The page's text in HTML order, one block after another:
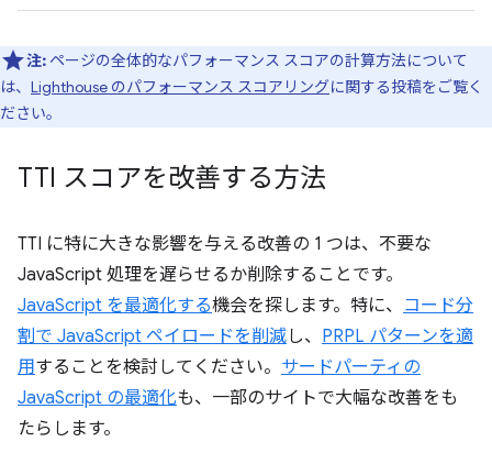
注: ページの全体的なパフォーマンス スコアの計算方法について
は、 Lighthouse のパフォーマンス スコアリングに関する投稿をご覧く
ださい。
TTI スコアを改善する方法
TTI に特に大きな影響を与える改善の 1 つは、不要な
JavaScript 処理を遅らせるか削除することです。
JavaScript を最適化する機会を探します。特に、 コード分
割で JavaScript ペイロードを削減し、 PRPL パターンを適
用することを検討してください。 サードパーティの
JavaScript の最適化も、一部のサイトで大幅な改善をも
たらします。